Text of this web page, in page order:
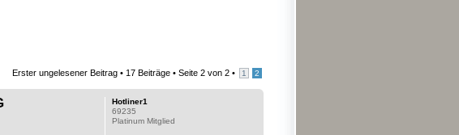
Erster ungelesener Beitrag • 17 Beiträge • Seite 2 von 2 • 1 2
Hotliner1
69235
Platinum Mitglied